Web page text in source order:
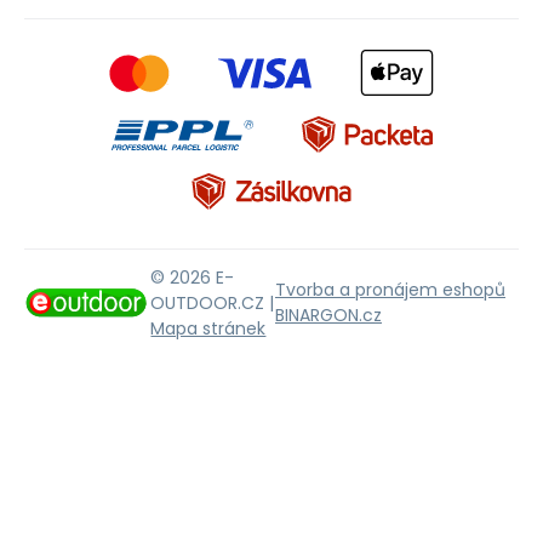
© 2026 E-
OUTDOOR.CZ |
Mapa stránek
Tvorba a pronájem eshopů
BINARGON.cz